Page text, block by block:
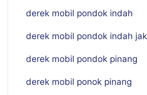
derek mobil pondok indah
derek mobil pondok indah
derek mobil pondok pinang
derek mobil ponok pinang